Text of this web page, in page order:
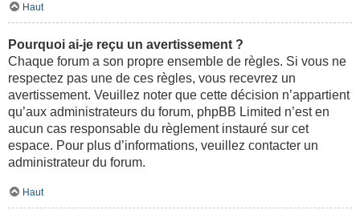
Haut
Pourquoi ai-je reçu un avertissement ?
Chaque forum a son propre ensemble de règles. Si vous ne
respectez pas une de ces règles, vous recevrez un
avertissement. Veuillez noter que cette décision n’appartient
qu’aux administrateurs du forum, phpBB Limited n’est en
aucun cas responsable du règlement instauré sur cet
espace. Pour plus d’informations, veuillez contacter un
administrateur du forum.
Haut